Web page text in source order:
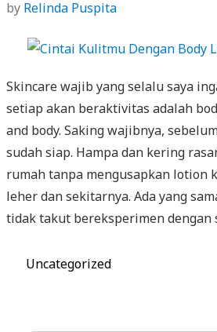
by Relinda Puspita
Skincare wajib yang selalu saya
setiap akan beraktivitas adalah
and body. Saking wajibnya,
sudah siap. Hampa dan kering
rumah tanpa mengusapkan lotion
leher dan sekitarnya. Ada yang
tidak takut bereksperimen dengan
Categories
Uncategorized